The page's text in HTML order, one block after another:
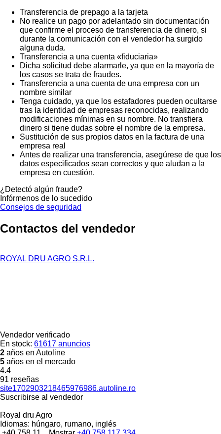
Transferencia de prepago a la tarjeta
No realice un pago por adelantado sin documentación
que confirme el proceso de transferencia de dinero, si
durante la comunicación con el vendedor ha surgido
alguna duda.
Transferencia a una cuenta «fiduciaria»
Dicha solicitud debe alarmarle, ya que en la mayoría de
los casos se trata de fraudes.
Transferencia a una cuenta de una empresa con un
nombre similar
Tenga cuidado, ya que los estafadores pueden ocultarse
tras la identidad de empresas reconocidas, realizando
modificaciones mínimas en su nombre. No transfiera
dinero si tiene dudas sobre el nombre de la empresa.
Sustitución de sus propios datos en la factura de una
empresa real
Antes de realizar una transferencia, asegúrese de que los
datos especificados sean correctos y que aludan a la
empresa en cuestión.
¿Detectó algún fraude?
Infórmenos de lo sucedido
Consejos de seguridad
Contactos del vendedor
ROYAL DRU AGRO S.R.L.
Vendedor verificado
En stock: 61617 anuncios
2 años en Autoline
5 años en el mercado
4.4
91 reseñas
site1702903218465976986.autoline.ro
Suscribirse al vendedor
Royal dru Agro
Idiomas: húngaro, rumano, inglés